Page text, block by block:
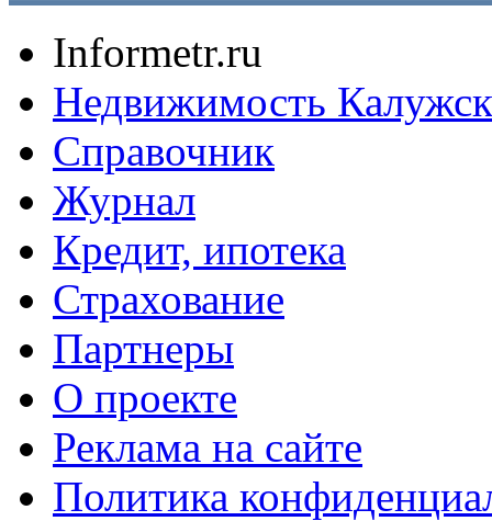
Informetr.ru
Недвижимость
Справочник
Журнал
Кредит, ипотека
Страхование
Партнеры
O проекте
Реклама на сайте
Политика